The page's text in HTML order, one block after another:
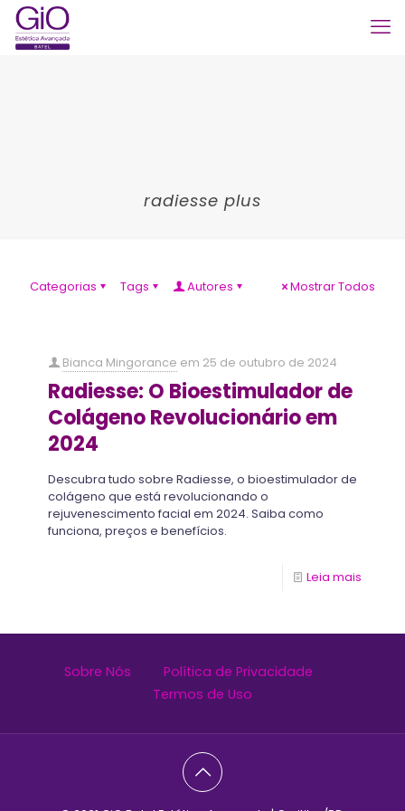
radiesse plus
Categorias Tags Autores Mostrar Todos
Bianca Mingorance em 25 de outubro de 2024
Radiesse: O Bioestimulador de
Colágeno Revolucionário em
2024
Descubra tudo sobre Radiesse, o bioestimulador de
colágeno que está revolucionando o
rejuvenescimento facial em 2024. Saiba como
funciona, preços e benefícios.
Leia mais
Sobre Nós
Política de Privacidade
Termos de Uso